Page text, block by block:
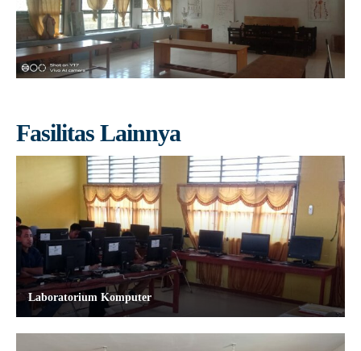
Guru Belajar
Guru Berbagi
Info Gtk
Fasilitas Lainnya
Laboratorium Komputer